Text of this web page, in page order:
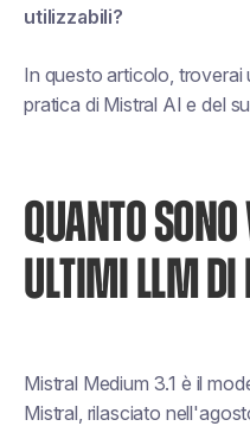
utilizzabili?
In questo articolo, troverai
pratica di Mistral AI e del
QUANTO SONO
ULTIMI LLM
Mistral Medium 3.1 è il
Mistral, rilasciato